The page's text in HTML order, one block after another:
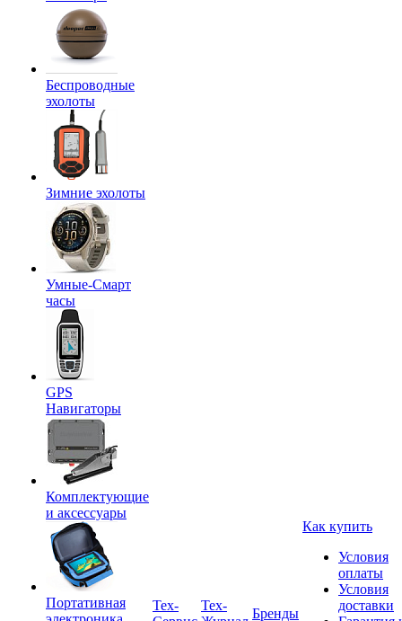
Беспроводные
эхолоты
Зимние эхолоты
Умные-Смарт
часы
GPS
Навигаторы
Комплектующие
и аксессуары
Портативная
Tex-
Тех-
Бренды
Как купить
Условия
оплаты
Условия
доставки